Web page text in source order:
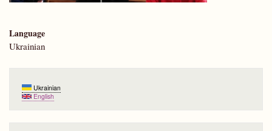
Language
Ukrainian
Ukrainian
English